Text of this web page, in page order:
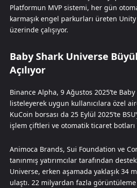
Platformun MVP sistemi, her gün
karmaşık engel parkurları üreten
üzerinde çalışıyor.
Baby Shark Universe
Açılıyor
Binance Alpha, 9 Ağustos 2025’te Baby
listeleyerek uygun kullanıcılara özel
KuCoin borsası da 25 Eylül 2025’te
işlem çiftleri ve otomatik ticaret botları
Animoca Brands, Sui Foundation ve
tanınmış yatırımcılar tarafından
Universe, erken aşamada yaklaşık 34
ulaştı. 22 milyardan fazla